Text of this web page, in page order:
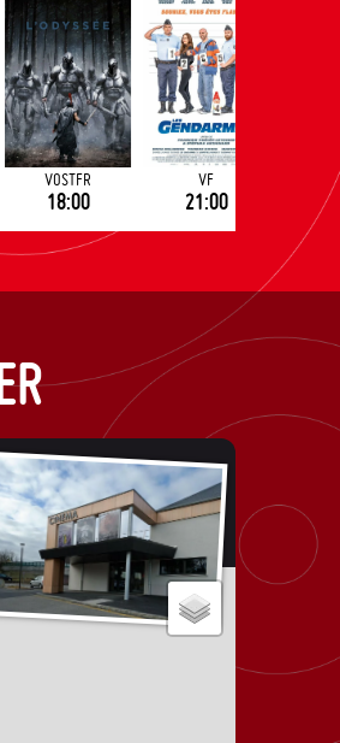
VOSTFR
18:00
VF
21:00